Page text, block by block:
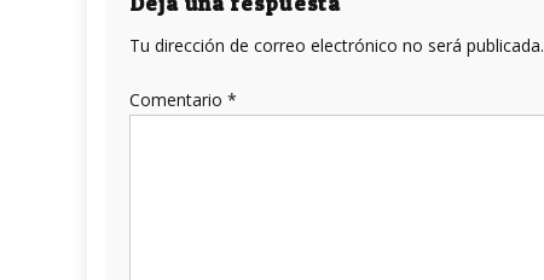
Tu dirección de correo electrónico no será publicada.
Comentario *